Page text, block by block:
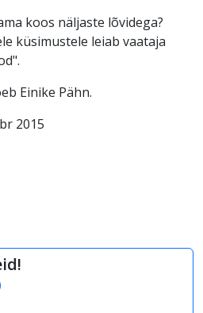
koos näljaste lõvidega?
küsimustele leiab vaataja
Einike Pähn.
2015